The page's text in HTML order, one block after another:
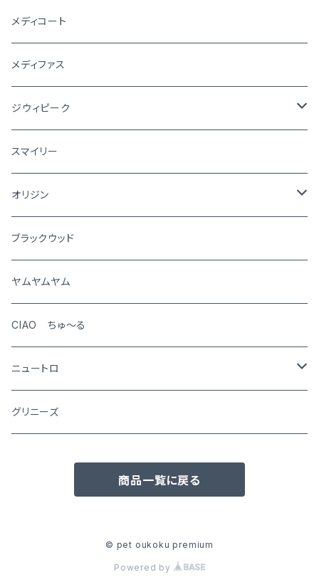
メディコート
メディファス
ジウィピーク
犬
猫
スマイリー
オリジン
犬
猫
ブラックウッド
ヤムヤムヤム
CIAO ちゅ～る
ニュートロ
シュプレモ
ワイルドレシピ
グリニーズ
商品一覧に戻る
© pet oukoku premium
Powered by